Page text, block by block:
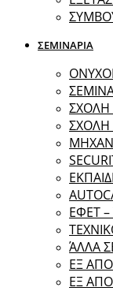
ΣΕΜΙΝΑΡΙΑ
ΣΧΟΛΗ
ΣΧΟΛΗ
ΕΦΕΤ
ΆΛΛΑ
EΞ
ΕΞ